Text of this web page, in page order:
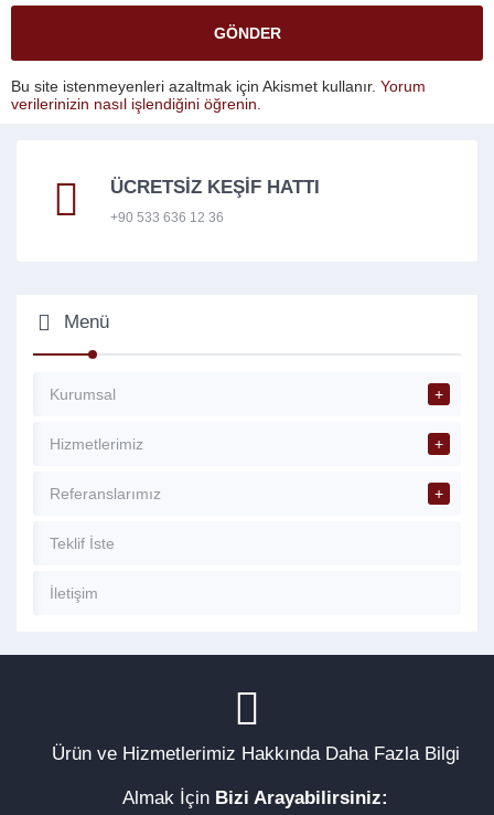
Bu site istenmeyenleri azaltmak için Akismet kullanır. Yorum
verilerinizin nasıl işlendiğini öğrenin.
ÜCRETSİZ KEŞİF HATTI
+90 533 636 12 36
Menü
Kurumsal
Hizmetlerimiz
Referanslarımız
Teklif İste
İletişim
Ürün ve Hizmetlerimiz Hakkında Daha Fazla Bilgi
Almak İçin Bizi Arayabilirsiniz: